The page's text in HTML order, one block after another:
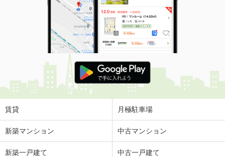
賃貸 月極駐車場
新築マンション 中古マンション
新築一戸建て 中古一戸建て